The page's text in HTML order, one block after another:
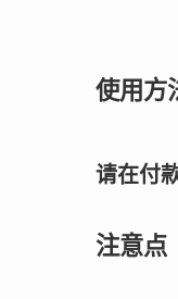
使用方
请在付
注意点